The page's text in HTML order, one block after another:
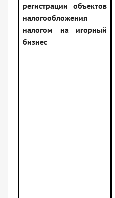
регистрации объектов
налогообложения
налогом на игорный
бизнес